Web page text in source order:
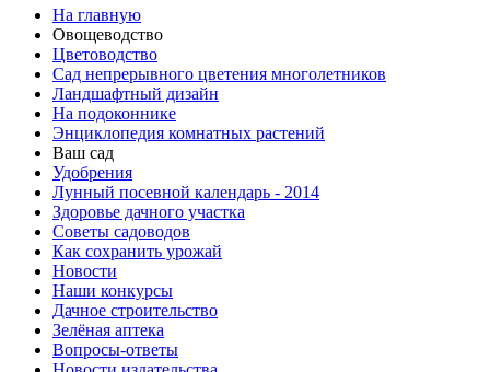
На главную
Овощеводство
Цветоводство
Сад непрерывного цветения многолетников
Ландшафтный дизайн
На подоконнике
Энциклопедия комнатных растений
Ваш сад
Удобрения
Лунный посевной календарь - 2014
Здоровье дачного участка
Советы садоводов
Как сохранить урожай
Новости
Наши конкурсы
Дачное строительство
Зелёная аптека
Вопросы-ответы